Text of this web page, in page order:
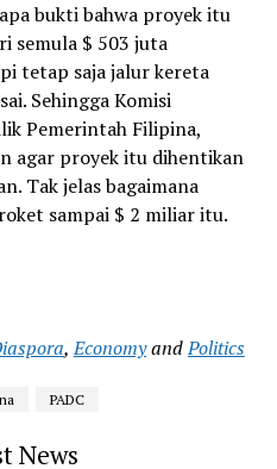
bukti bahwa proyek itu
semula $ 503 juta
tetap saja jalur kereta
Sehingga Komisi
Pemerintah Filipina,
agar proyek itu dihentikan
Tak jelas bagaimana
sampai $ 2 miliar itu.
,EconomyandPolitics
PADC
News